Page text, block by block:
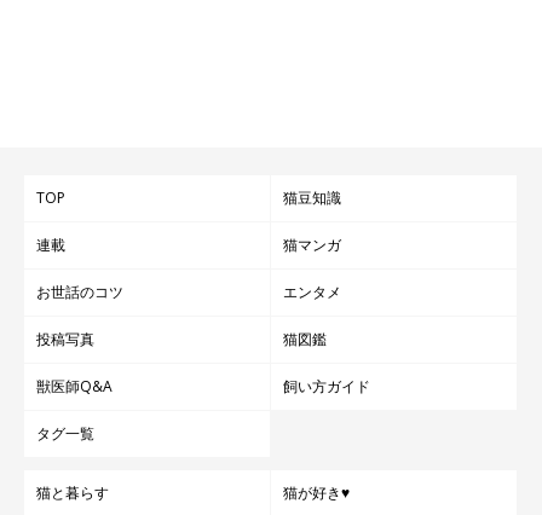
TOP 猫豆知識
連載 猫マンガ
お世話のコツ エンタメ
投稿写真 猫図鑑
獣医師Q&A 飼い方ガイド
タグ一覧
猫と暮らす 猫が好き♥